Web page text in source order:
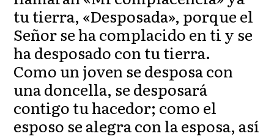
tu tierra, «Desposada», porque el
Señor se ha complacido en ti y se
ha desposado con tu tierra.
Como un joven se desposa con
una doncella, se desposará
contigo tu hacedor; como el
esposo se alegra con la esposa, así